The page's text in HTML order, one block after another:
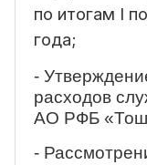
по итогам I
года;
-
расходов
АО РФБ
-